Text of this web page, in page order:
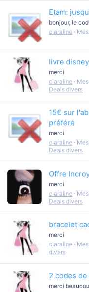
Etam:
bonjour, le
claraline
livre
merci
claraline
Deals divers
15€ sur
préféré
merci
claraline
Deals divers
Offre
merci
claraline
Deals divers
bracelet
merci
claraline
divers
2 codes
merci